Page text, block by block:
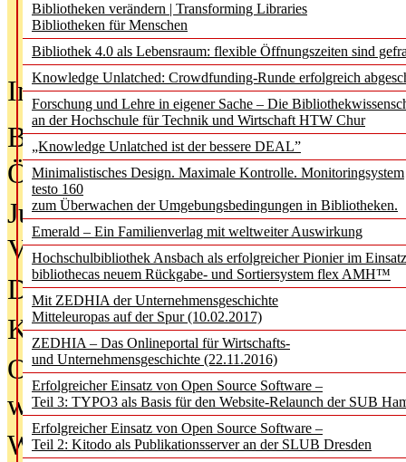
Bibliotheken verändern | Transforming Libraries
Bibliotheken für Menschen
Bibliothek 4.0 als Lebensraum: flexible Öffnungszeiten sind
Knowledge Unlatched: Crowdfunding-Runde erfolgreich
Forschung und Lehre in eigener Sache – Die
an der Hochschule für Technik und Wirtschaft HTW Chur
„Knowledge Unlatched ist der bessere DEAL”
Minimalistisches Design. Maximale Kontrolle. Monitoringsystem
testo 160
zum Überwachen der Umgebungsbedingungen in Bibliotheken.
Emerald – Ein Familienverlag mit weltweiter Auswirkung
Hochschulbibliothek Ansbach als erfolgreicher Pionier im
bibliothecas neuem Rückgabe- und Sortiersystem flex AMH™
Mit ZEDHIA der Unternehmensgeschichte
Mitteleuropas auf der Spur (10.02.2017)
ZEDHIA – Das Onlineportal für Wirtschafts-
und Unternehmensgeschichte (22.11.2016)
Erfolgreicher Einsatz von Open Source Software –
Teil 3: TYPO3 als Basis für den Website-Relaunch der SUB
Erfolgreicher Einsatz von Open Source Software –
Teil 2: Kitodo als Publikationsserver an der SLUB Dresden
In der Ausgabe05/2026(Juni/Juli
Bürgerforum fordert mehr
Öffentlichkeit
Jugendliche wollen besseren
Verbote
Digitale Langzeit­archi­vierung
KI-Chatbots werden Teil der
Offene Infrastrukturen für
wissenschaftliche
Warum die Debatte über KI-Texte